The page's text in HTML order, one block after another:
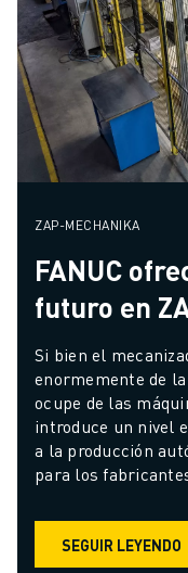
ZAP-MECHANIKA
FANUC
futuro en
Si bien el
enormemente de
ocupe de las
introduce un nivel
a la producción
para los
SEGUIR LEYENDO